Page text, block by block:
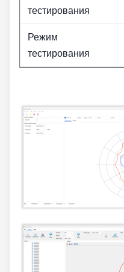
тестирования
Режим
тестирования